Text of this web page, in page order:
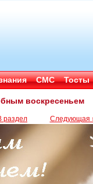
СМС Тосты
воскресеньем
раздел Следующая